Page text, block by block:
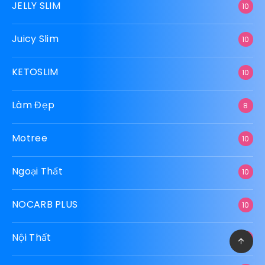
JELLY SLIM 10
Juicy Slim 10
KETOSLIM 10
Làm Đẹp 8
Motree 10
Ngoại Thất 10
NOCARB PLUS 10
Nội Thất 33